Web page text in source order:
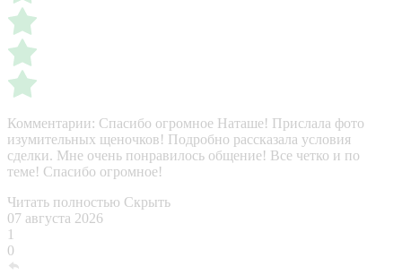
Комментарии: Спасибо огромное Наташе! Прислала фото
изумительных щеночков! Подробно рассказала условия
сделки. Мне очень понравилось общение! Все четко и по
теме! Спасибо огромное!
Читать полностью Скрыть
07 августа 2026
1
0